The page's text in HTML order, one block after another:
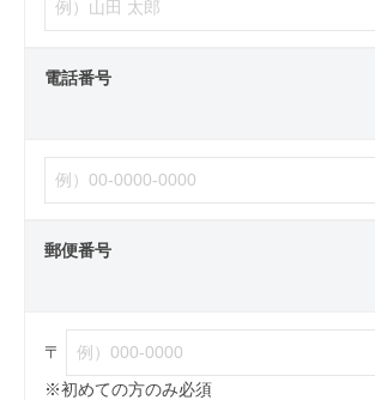
電話番号
郵便番号
〒
※初めての方のみ必須